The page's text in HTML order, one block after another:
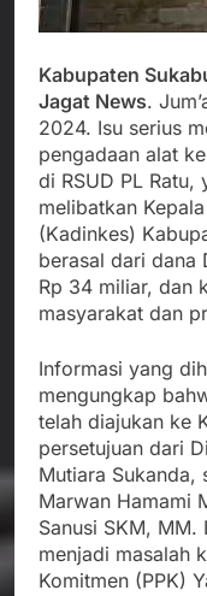
Kabupaten
Jagat News.
2024. Isu serius
pengadaan alat
di RSUD PL Ratu,
melibatkan
(Kadinkes)
berasal dari dana
Rp 34 miliar, dan
masyarakat dan
Informasi yang
mengungkap
telah diajukan ke
persetujuan dari
Mutiara Sukanda,
Marwan Hamami
Sanusi SKM,
menjadi masalah
Komitmen (PPK)